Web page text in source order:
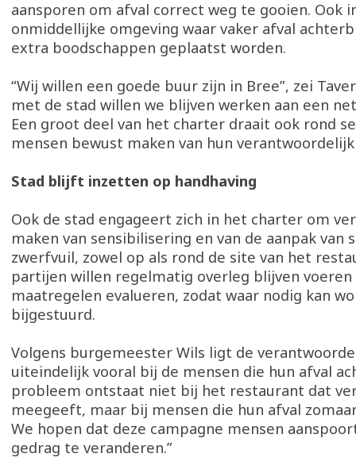
aansporen om afval correct weg te gooien. Ook
onmiddellijke omgeving waar vaker afval
extra boodschappen geplaatst worden.
“Wij willen een goede buur zijn in Bree”, zei
met de stad willen we blijven werken aan een
Een groot deel van het charter draait ook rond
mensen bewust maken van hun
Stad blijft inzetten op handhaving
Ook de stad engageert zich in het charter om
maken van sensibilisering en van de aanpak van
zwerfvuil, zowel op als rond de site van het
partijen willen regelmatig overleg blijven voeren
maatregelen evalueren, zodat waar nodig kan
bijgestuurd.
Volgens burgemeester Wils ligt de
uiteindelijk vooral bij de mensen die hun afval
probleem ontstaat niet bij het restaurant dat
meegeeft, maar bij mensen die hun afval
We hopen dat deze campagne mensen
gedrag te veranderen.”